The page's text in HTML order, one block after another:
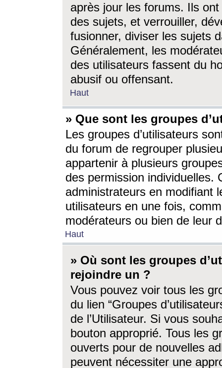
après jour les forums. Ils ont
des sujets, et verrouiller,
fusionner, diviser les sujets
Généralement, les
des utilisateurs fassent du
abusif ou offensant.
Haut
» Que sont les groupes
Les groupes d’utilisateurs
du forum de regrouper
appartenir à plusieurs
des permission individuelles.
administrateurs en modifiant
utilisateurs en une fois,
modérateurs ou bien de leur
Haut
» Où sont les groupes
rejoindre un ?
Vous pouvez voir tous les
du lien “Groupes
de l’Utilisateur. Si vous
bouton approprié. Tous les
ouverts pour de nouvelles
peuvent nécessiter une